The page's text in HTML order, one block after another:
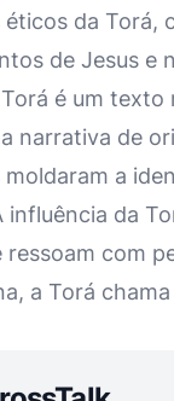
da Torá,
de Jesus e
é um
narrativa de
a
influência da
ressoam com
a Torá